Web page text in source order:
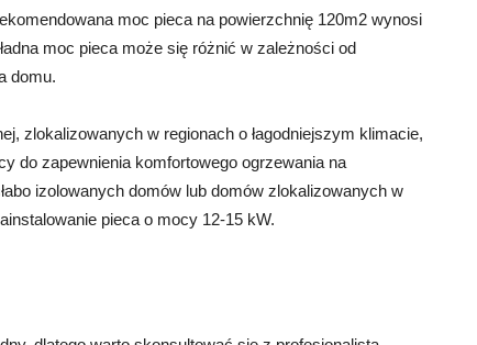
moc pieca na powierzchnię 120m2 wynosi
moc pieca może się różnić w zależności od
domu.
zlokalizowanych w regionach o łagodniejszym klimacie,
do zapewnienia komfortowego ogrzewania na
izolowanych domów lub domów zlokalizowanych w
pieca o mocy 12-15 kW.